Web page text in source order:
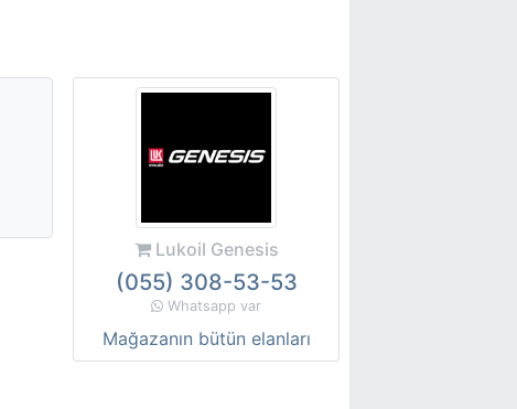
Lukoil Genesis
(055) 308-53-53
Whatsapp var
Mağazanın bütün elanları